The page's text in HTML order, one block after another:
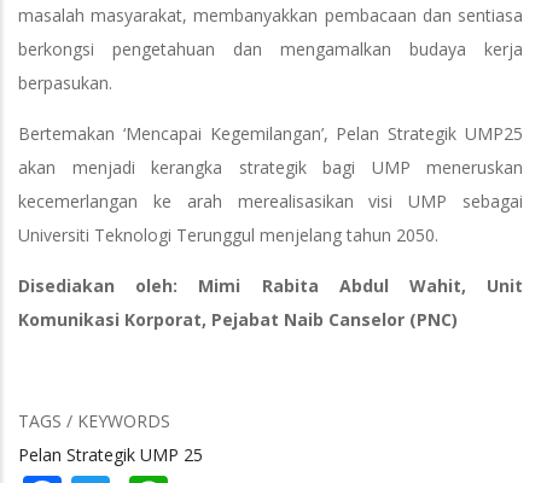
masalah masyarakat, membanyakkan pembacaan dan sentiasa
berkongsi pengetahuan dan mengamalkan budaya kerja
berpasukan.
Bertemakan ‘Mencapai Kegemilangan’, Pelan Strategik UMP25
akan menjadi kerangka strategik bagi UMP meneruskan
kecemerlangan ke arah merealisasikan visi UMP sebagai
Universiti Teknologi Terunggul menjelang tahun 2050.
Disediakan oleh: Mimi Rabita Abdul Wahit, Unit
Komunikasi Korporat, Pejabat Naib Canselor (PNC)
TAGS / KEYWORDS
Pelan Strategik UMP 25